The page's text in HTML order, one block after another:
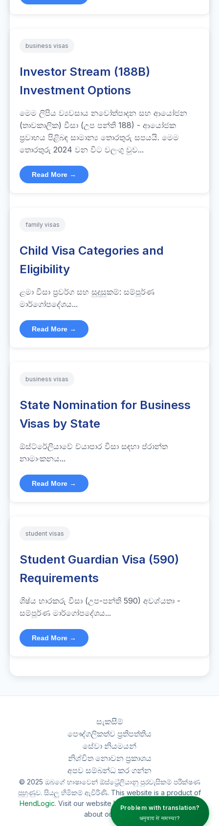
business visas
Investor Stream (188B)
Investment Options
මෙම ලිපිය ව්‍යවසාය නවෝත්පාදන සහ ආයෝජන
(තාවකාලික) වීසා (උප පන්ති 188) - ආයෝජක
ප්‍රවාහය පිළිබඳ සාමාන්‍ය තොරතුරු සපයයි. මෙම
තොරතුරු 2024 වන විට වලංගු වුව...
Read More →
family visas
Child Visa Categories and
Eligibility
ළමා වීසා ප්‍රවර්ග සහ සුදුසුකම්: සම්පූර්ණ
මාර්ගෝපදේශය...
Read More →
business visas
State Nomination for Business
Visas by State
ඕස්ට්රේලියාවේ ව්යාපාර වීසා සඳහා ප්රාන්ත
නාමාංකනය...
Read More →
student visas
Student Guardian Visa (590)
Requirements
ශිෂ්ය භාරකරු වීසා (උප-පන්ති 590) අවශ්යතා -
සම්පූර්ණ මාර්ගෝපදේශය...
Read More →
සැකසීම්
පෞද්ගලිකත්ව ප්‍රතිපත්තිය
සේවා නියමයන්
නිශ්චිත නොවන ප්‍රකාශය
අපව සම්බන්ධ කර ගන්න
© 2025 ඔබගේ භාෂාවෙන් ඕස්ට්‍රේලියානු පුරවැසිකම් පරීක්ෂණ
පුහුණුව. සියලු හිමිකම් ඇවිරිණි. This website is a product of
HendLogic. Visit our websitehendlogic.au
about our work.
Problem with translation?
अनुवाद में समस्या?